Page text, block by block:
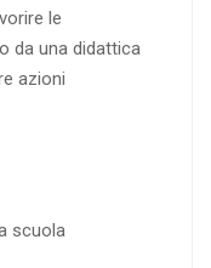
le
da una didattica
azioni
scuola